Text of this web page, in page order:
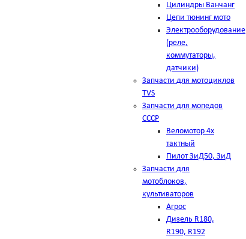
Цилиндры Ванчанг
Цепи тюнинг мото
Электрооборудование
(реле,
коммутаторы,
датчики)
Запчасти для мотоциклов
TVS
Запчасти для мопедов
СССР
Веломотор 4х
тактный
Пилот ЗиД50, ЗиД
Запчасти для
мотоблоков,
культиваторов
Агрос
Дизель R180,
R190, R192